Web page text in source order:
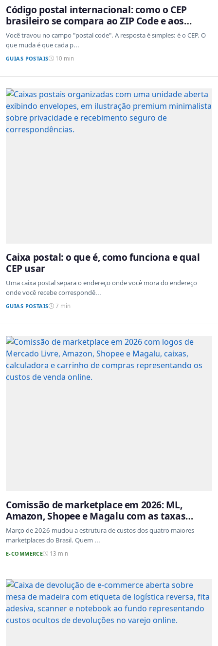
Código postal internacional: como o CEP
brasileiro se compara ao ZIP Code e aos
sistemas de outros países
Você travou no campo "postal code". A resposta é simples: é o CEP. O
que muda é que cada p...
GUIAS POSTAIS 10 min
Caixa postal: o que é, como funciona e qual
CEP usar
Uma caixa postal separa o endereço onde você mora do endereço
onde você recebe correspondê...
GUIAS POSTAIS 7 min
Comissão de marketplace em 2026: ML,
Amazon, Shopee e Magalu com as taxas
atualizadas
Março de 2026 mudou a estrutura de custos dos quatro maiores
marketplaces do Brasil. Quem ...
E-COMMERCE 13 min